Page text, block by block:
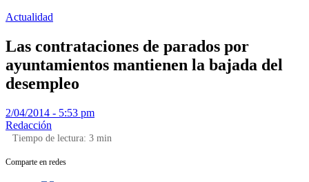
Actualidad
Las contrataciones de parados por
ayuntamientos mantienen la bajada del
desempleo
2/04/2014 - 5:53 pm
Redacción
Tiempo de lectura: 3 min
Comparte en redes